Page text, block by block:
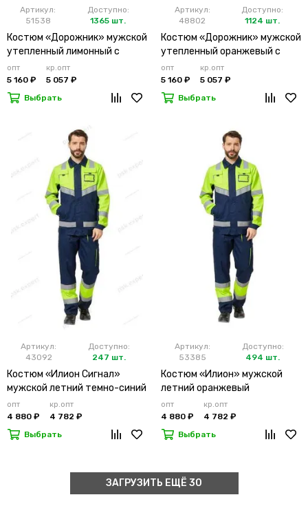
Артикул:
51538
Доступно:
1365 шт.
Костюм «Дорожник» мужской
утепленный лимонный с
брюками
опт
5 160 ₽
кр.опт
5 057 ₽
Выбрать
Артикул:
48802
Доступно:
1124 шт.
Костюм «Дорожник» мужской
утепленный оранжевый с
брюками
опт
5 160 ₽
кр.опт
5 057 ₽
Выбрать
Артикул:
43092
Доступно:
247 шт.
Костюм «Илион Сигнал»
мужской летний темно-синий
опт
4 880 ₽
кр.опт
4 782 ₽
Выбрать
Артикул:
53385
Доступно:
494 шт.
Костюм «Илион» мужской
летний оранжевый
опт
4 880 ₽
кр.опт
4 782 ₽
Выбрать
ЗАГРУЗИТЬ ЕЩЁ 30